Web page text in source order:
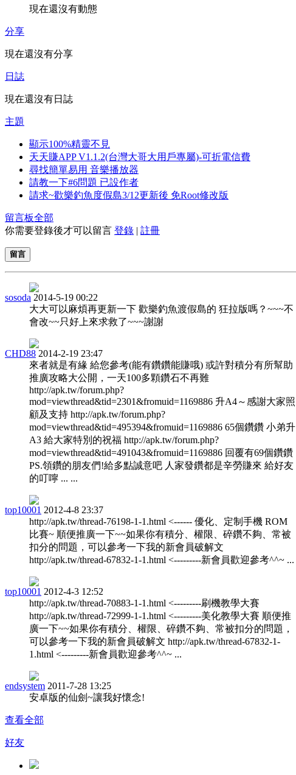
現在還沒有動態
分享
現在還沒有分享
日誌
現在還沒有日誌
主題
顯示100%精靈不見
天天賺APP V1.1.2(台灣大哥大用戶專屬)-可折電信費
尋找簡單易用 音樂播放器
請教一下#6問題 已設作者
請求~歡樂釣魚度假島3/12更新後 免Root修改版
留言板全部
你需要登錄後才可以留言 登錄 | 註冊
留言
sosoda 2014-5-19 00:22
大大可以麻煩再更新一下 歡樂釣魚渡假島的 狂拉版嗎？~~~不
會改~~只好上來求救了~~~謝謝
CHD88 2014-2-19 23:47
來者就是有緣 給您參考(能有鑽鑽能賺哦) 或許對積分有所幫助
推廣攻略大公開，一天100多顆鑽石不再難
http://apk.tw/forum.php?
mod=viewthread&tid=2301&fromuid=1169886 升A4～感謝大家照
顧及支持 http://apk.tw/forum.php?
mod=viewthread&tid=495394&fromuid=1169886 65個鑽鑽 小弟升
A3 給大家特別的祝福 http://apk.tw/forum.php?
mod=viewthread&tid=491043&fromuid=1169886 回覆有69個鑽鑽
PS.領鑽的朋友們!給多點誠意吧 人家發鑽都是辛勞賺來 給好友
的叮嚀 ... ...
top10001 2012-4-8 23:37
http://apk.tw/thread-76198-1-1.html <------ 優化、定制手機 ROM
比賽~ 順便推廣一下~~如果你有積分、權限、碎鑽不夠、常被
扣分的問題，可以參考一下我的新會員破解文
http://apk.tw/thread-67832-1-1.html <---------新會員歡迎參考^^~ ...
top10001 2012-4-3 12:52
http://apk.tw/thread-70883-1-1.html <---------刷機教學大賽
http://apk.tw/thread-72999-1-1.html <---------美化教學大賽 順便推
廣一下~~如果你有積分、權限、碎鑽不夠、常被扣分的問題，
可以參考一下我的新會員破解文 http://apk.tw/thread-67832-1-
1.html <---------新會員歡迎參考^^~ ...
endsystem 2011-7-28 13:25
安卓版的仙劍~讓我好懷念!
查看全部
好友